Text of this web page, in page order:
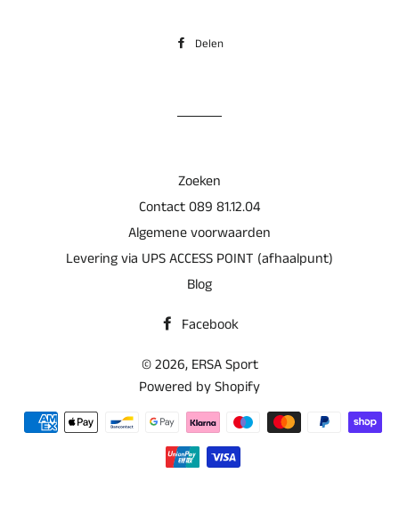
Delen
Zoeken
Contact 089 81.12.04
Algemene voorwaarden
Levering via UPS ACCESS POINT (afhaalpunt)
Blog
Facebook
© 2026, ERSA Sport
Powered by Shopify
Betaalmethoden